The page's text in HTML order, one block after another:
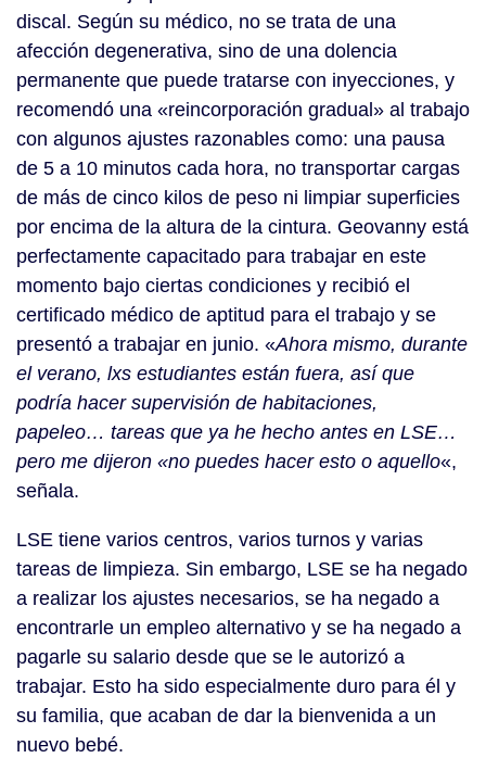
discal. Según su médico, no se trata de una
afección degenerativa, sino de una dolencia
permanente que puede tratarse con inyecciones, y
recomendó una «reincorporación gradual» al trabajo
con algunos ajustes razonables como: una pausa
de 5 a 10 minutos cada hora, no transportar cargas
de más de cinco kilos de peso ni limpiar superficies
por encima de la altura de la cintura. Geovanny está
perfectamente capacitado para trabajar en este
momento bajo ciertas condiciones y recibió el
certificado médico de aptitud para el trabajo y se
presentó a trabajar en junio. «Ahora mismo, durante
el verano, lxs estudiantes están fuera, así que
podría hacer supervisión de habitaciones,
papeleo… tareas que ya he hecho antes en LSE…
pero me dijeron «no puedes hacer esto o aquello«,
señala.
LSE tiene varios centros, varios turnos y varias
tareas de limpieza. Sin embargo, LSE se ha negado
a realizar los ajustes necesarios, se ha negado a
encontrarle un empleo alternativo y se ha negado a
pagarle su salario desde que se le autorizó a
trabajar. Esto ha sido especialmente duro para él y
su familia, que acaban de dar la bienvenida a un
nuevo bebé.